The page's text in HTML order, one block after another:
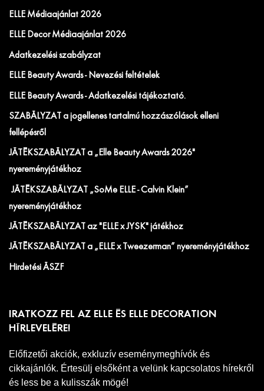
ELLE Médiaajánlat 2026
ELLE Decor Médiaajánlat 2026
Adatkezelési szabályzat
ELLE Beauty Awards - Nevezési feltételek
ELLE Beauty Awards - Adatkezelési tájékoztató.
SZABÁLYZAT a jogellenes tartalmú hozzászólások elleni
fellépésről
JÁTÉKSZABÁLYZAT a „Elle Beauty Awards 2026"
nyereményjátékhoz
JÁTÉKSZABÁLYZAT „SoMe ELLE - Calvin Klein”
nyereményjátékhoz
JÁTÉKSZABÁLYZAT az "ELLE x JYSK" játékhoz
JÁTÉKSZABÁLYZAT a „ELLE x Tweezerman” nyereményjátékhoz
Hirdetési ÁSZF
IRATKOZZ FEL AZ ELLE ÉS ELLE DECORATION
HÍRLEVELÉRE!
Előfizetői akciók, exkluzív eseménymeghívók és
cikkajánlók. Értesülj elsőként a velünk kapcsolatos hírekről
és less be a kulisszák mögé!